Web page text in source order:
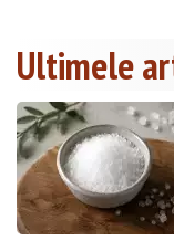
Ultimele